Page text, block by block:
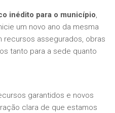
inédito para o município,
um novo ano da mesma
recursos assegurados, obras
tanto para a sede quanto
garantidos e novos
clara de que estamos